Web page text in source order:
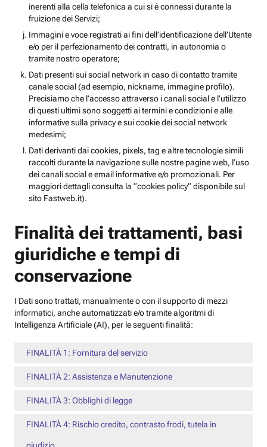
inerenti alla cella telefonica a cui si è connessi durante la
fruizione dei Servizi;
Immagini e voce registrati ai fini dell’identificazione dell’Utente
e/o per il perfezionamento dei contratti, in autonomia o
tramite nostro operatore;
Dati presenti sui social network in caso di contatto tramite
canale social (ad esempio, nickname, immagine profilo).
Precisiamo che l’accesso attraverso i canali social e l’utilizzo
di questi ultimi sono soggetti ai termini e condizioni e alle
informative sulla privacy e sui cookie dei social network
medesimi;
Dati derivanti dai cookies, pixels, tag e altre tecnologie simili
raccolti durante la navigazione sulle nostre pagine web, l’uso
dei canali social e email informative e/o promozionali. Per
maggiori dettagli consulta la “cookies policy” disponibile sul
sito Fastweb.it).
Finalità dei trattamenti, basi
giuridiche e tempi di
conservazione
I Dati sono trattati, manualmente o con il supporto di mezzi
informatici, anche automatizzati e/o tramite algoritmi di
Intelligenza Artificiale (AI), per le seguenti finalità:
FINALITÀ 1: Fornitura del servizio
FINALITÀ 2: Assistenza e Manutenzione
FINALITÀ 3: Obblighi di legge
FINALITÀ 4: Rischio credito, contrasto frodi, tutela in